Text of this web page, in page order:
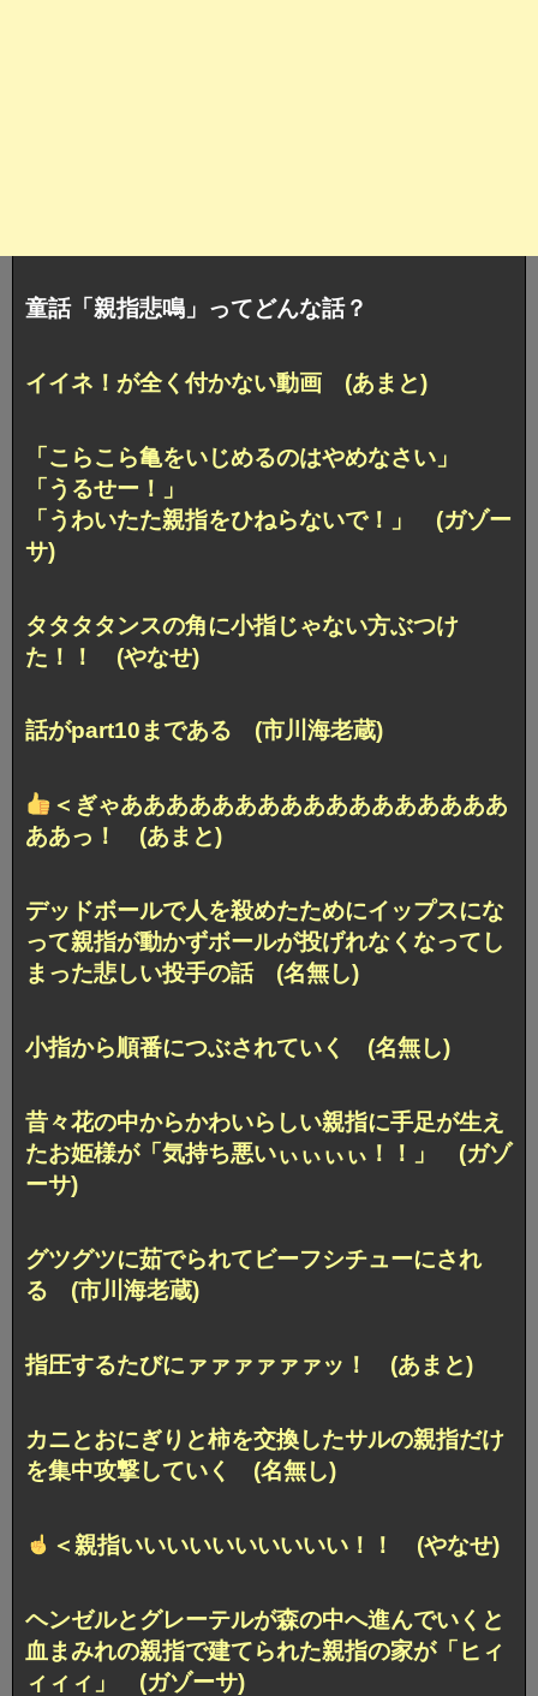
童話「親指悲鳴」ってどんな話？
イイネ！が全く付かない動画 (あまと)
「こらこら亀をいじめるのはやめなさい」
「うるせー！」
「うわいたた親指をひねらないで！」 (ガゾー
サ)
タタタタンスの角に小指じゃない方ぶつけ
た！！ (やなせ)
話がpart10まである (市川海老蔵)
＜ぎゃあああああああああああああああああ
ああっ！ (あまと)
デッドボールで人を殺めたためにイップスにな
って親指が動かずボールが投げれなくなってし
まった悲しい投手の話 (名無し)
小指から順番につぶされていく (名無し)
昔々花の中からかわいらしい親指に手足が生え
たお姫様が「気持ち悪いぃぃぃぃ！！」 (ガゾ
ーサ)
グツグツに茹でられてビーフシチューにされ
る (市川海老蔵)
指圧するたびにァァァァァァッ！ (あまと)
カニとおにぎりと柿を交換したサルの親指だけ
を集中攻撃していく (名無し)
＜親指いいいいいいいいいい！！ (やなせ)
ヘンゼルとグレーテルが森の中へ進んでいくと
血まみれの親指で建てられた親指の家が「ヒィ
ィィィ」 (ガゾーサ)